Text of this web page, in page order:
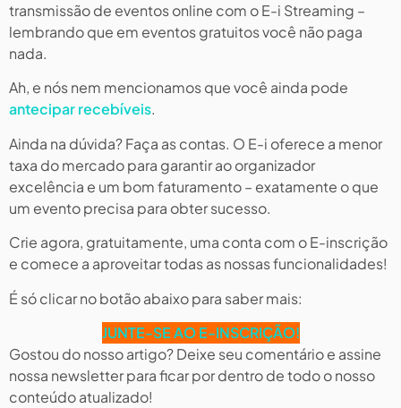
transmissão de eventos online com o E-i Streaming –
lembrando que em eventos gratuitos você não paga
nada.
Ah, e nós nem mencionamos que você ainda pode
antecipar recebíveis.
Ainda na dúvida? Faça as contas. O E-i oferece a menor
taxa do mercado para garantir ao organizador
excelência e um bom faturamento – exatamente o que
um evento precisa para obter sucesso.
Crie agora, gratuitamente, uma conta com o E-inscrição
e comece a aproveitar todas as nossas funcionalidades!
É só clicar no botão abaixo para saber mais:
JUNTE-SE AO E-INSCRIÇÃO!
Gostou do nosso artigo? Deixe seu comentário e assine
nossa newsletter para ficar por dentro de todo o nosso
conteúdo atualizado!